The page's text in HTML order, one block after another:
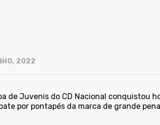
2022
de Juvenis do CD Nacional conquistou
por pontapés da marca de grande